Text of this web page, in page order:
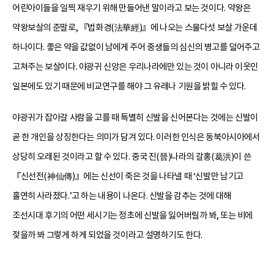
어린아이들을 일찍 재우기 위해 만들어낸 말이라고 보는 것이다. 약왕은
약왕보살의 준말로, 『법화경(法華經)』에 나오는 스물다섯 보살 가운데
하나이다. 좋은 약을 값없이 남에게 주어 중생들의 심신의 병고를 덜어주고
고쳐주는 보살이다. 야광귀 신앙은 우리나라에만 있는 것이 아니라 이웃인
일본에도 있기 때문에 비교연구를 해야 그 유래나 기원을 밝힐 수 있다.
야광귀가 잡아갈 사람을 고를 때 특별히 신발을 신어본다는 것에는 신발이
곧 한 개인을 상징한다는 의미가 담겨 있다. 이러한 인식은 동북아시아에서
상당히 오래된 것이라고 할 수 있다. 중국 진(晉)나라의 갈홍(葛洪)이 쓴
『신선전(神仙傳)』에는 신선이 죽은 것을 나타낼 때 ‘신발만 남기고
홀연히 사라졌다.’고 하는 내용이 나온다. 신발을 감추는 것에 대해
조선시대 후기의 어떤 세시기는 정초에 신발을 잃어버릴까 봐, 또는 비에
젖을까 봐 그렇게 하게 되었을 것이라고 설명하기도 한다.